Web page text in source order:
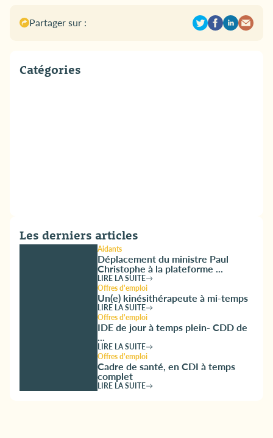
Partager sur :
Catégories
Les derniers articles
Aidants
Déplacement du ministre Paul
Christophe à la plateforme ...
LIRE LA SUITE
Offres d'emploi
Un(e) kinésithérapeute à mi-temps
LIRE LA SUITE
Offres d'emploi
IDE de jour à temps plein- CDD de
...
LIRE LA SUITE
Offres d'emploi
Cadre de santé, en CDI à temps
complet
LIRE LA SUITE